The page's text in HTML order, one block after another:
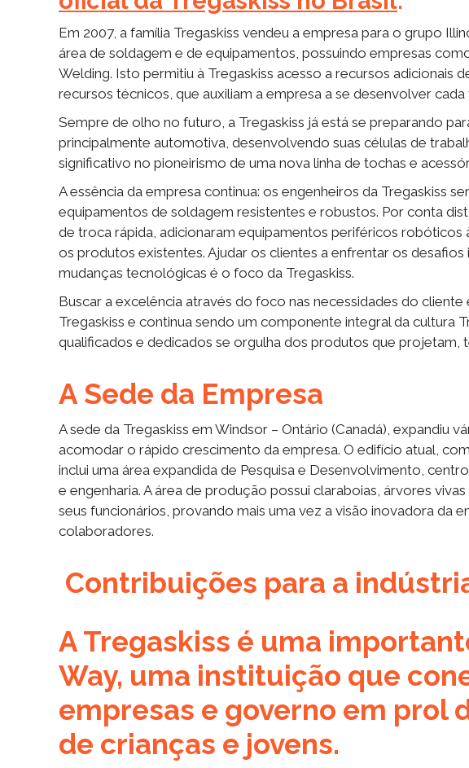
Em 2007, a família Tregaskiss vendeu a empresa para o grupo
área de soldagem e de equipamentos, possuindo empresas
Welding. Isto permitiu à Tregaskiss acesso a recursos adicionais
recursos técnicos, que auxiliam a empresa a se desenvolver cada
Sempre de olho no futuro, a Tregaskiss já está se preparando
principalmente automotiva, desenvolvendo suas células de
significativo no pioneirismo de uma nova linha de tochas e
A essência da empresa continua: os engenheiros da Tregaskiss
equipamentos de soldagem resistentes e robustos. Por conta
de troca rápida, adicionaram equipamentos periféricos
os produtos existentes. Ajudar os clientes a enfrentar os
mudanças tecnológicas é o foco da Tregaskiss.
Buscar a excelência através do foco nas necessidades do
Tregaskiss e continua sendo um componente integral da cultura
qualificados e dedicados se orgulha dos produtos que projetam,
A Sede da Empresa
A sede da Tregaskiss em Windsor – Ontário (Canadá), expandiu
acomodar o rápido crescimento da empresa. O edifício atual,
inclui uma área expandida de Pesquisa e Desenvolvimento,
e engenharia. A área de produção possui claraboias, árvores
seus funcionários, provando mais uma vez a visão inovadora da
colaboradores.
Contribuições para a
A Tregaskiss é uma
Way, uma instituição que
empresas e governo em prol
de crianças e jovens.